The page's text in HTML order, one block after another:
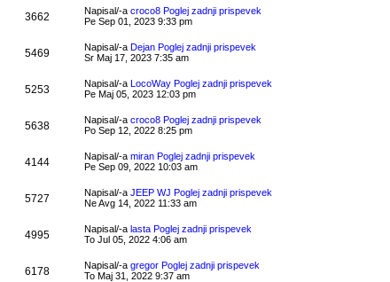
3662 Napisal/-a croco8 Poglej zadnji prispevek
Pe Sep 01, 2023 9:33 pm
5469 Napisal/-a Dejan Poglej zadnji prispevek
Sr Maj 17, 2023 7:35 am
5253 Napisal/-a LocoWay Poglej zadnji prispevek
Pe Maj 05, 2023 12:03 pm
5638 Napisal/-a croco8 Poglej zadnji prispevek
Po Sep 12, 2022 8:25 pm
4144 Napisal/-a miran Poglej zadnji prispevek
Pe Sep 09, 2022 10:03 am
5727 Napisal/-a JEEP WJ Poglej zadnji prispevek
Ne Avg 14, 2022 11:33 am
4995 Napisal/-a lasta Poglej zadnji prispevek
To Jul 05, 2022 4:06 am
6178 Napisal/-a gregor Poglej zadnji prispevek
To Maj 31, 2022 9:37 am